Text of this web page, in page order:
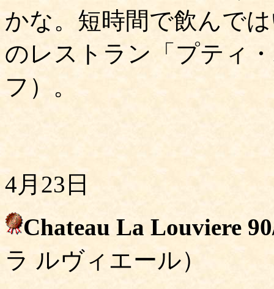
かな。短時間で飲んで
のレストラン「プティ
フ）。
4月23日
Chateau La Louviere
ラ ルヴィエール）